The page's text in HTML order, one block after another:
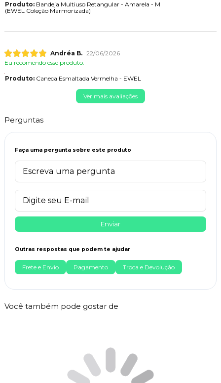
Produto:Bandeja Multiuso Retangular - Amarela - M
(EWEL Coleção Marmorizada)
Andréa B. 22/06/2026
Eu recomendo esse produto.
Produto:Caneca Esmaltada Vermelha - EWEL
Ver mais avaliações
Perguntas
Faça uma pergunta sobre este produto
Enviar
Outras respostas que podem te ajudar
Frete e Envio Pagamento Troca e Devolução
Você também pode gostar de